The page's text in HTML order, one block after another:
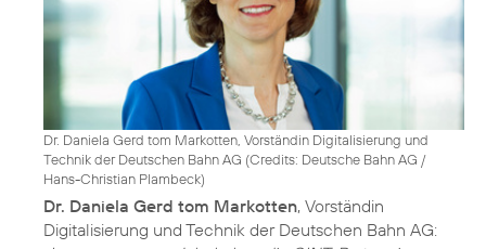
Dr. Daniela Gerd tom Markotten, Vorständin Digitalisierung und
Technik der Deutschen Bahn AG (Credits: Deutsche Bahn AG /
Hans-Christian Plambeck)
Dr. Daniela Gerd tom Markotten, Vorständin
Digitalisierung und Technik der Deutschen Bahn AG: